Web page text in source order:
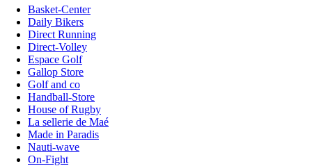
Basket-Center
Daily Bikers
Direct Running
Direct-Volley
Espace Golf
Gallop Store
Golf and co
Handball-Store
House of Rugby
La sellerie de Maé
Made in Paradis
Nauti-wave
On-Fight